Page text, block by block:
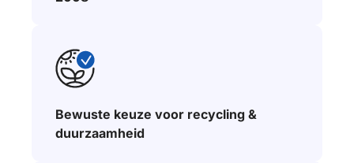
Bewuste keuze voor recycling &
duurzaamheid